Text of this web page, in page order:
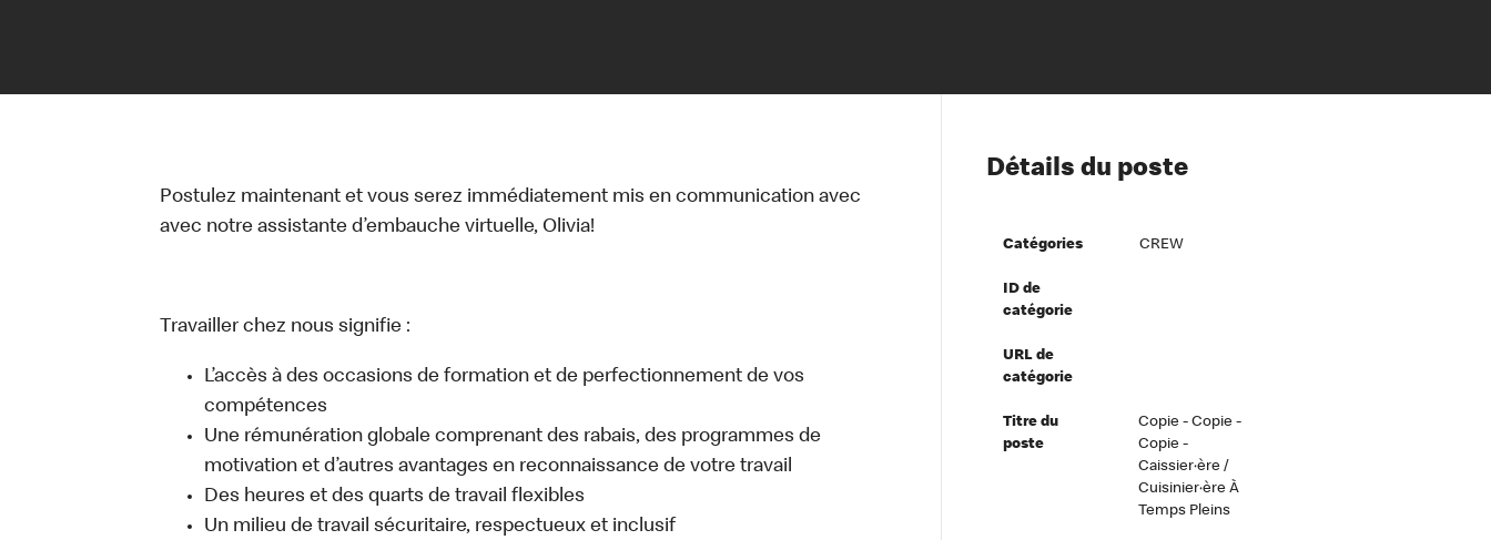
Notre vision à l’égard de nos employés
Diversité, équité et inclusion
Santé et sécurité au travail
Postulez maintenant et vous serez immédiatement mis en communication avec
avec notre assistante d’embauche virtuelle, Olivia!
Travailler chez nous signifie :
L’accès à des occasions de formation et de perfectionnement de vos
compétences
Une rémunération globale comprenant des rabais, des programmes de
motivation et d’autres avantages en reconnaissance de votre travail
Des heures et des quarts de travail flexibles
Un milieu de travail sécuritaire, respectueux et inclusif
Détails du poste
Catégories CREW
ID de
catégorie
URL de
catégorie
Titre du
poste
Copie - Copie -
Copie -
Caissier·ère /
Cuisinier·ère À
Temps Pleins